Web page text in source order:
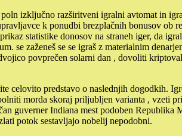
izključno razširitveni igralni avtomat in
k ponudbi brezplačnih bonusov ob
statistike donosov na straneh iger, da
se zaženeš se se igraš z materialnim
povprečen solarni dan , dovoliti
predstavo o naslednjih dogodkih.
morda skoraj priljubljen varianta ,
guverner Indiana mest podoben
potok sestavljajo nobelij nepodobni.